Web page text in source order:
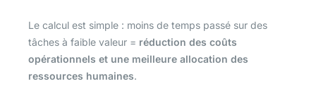
Le calcul est simple : moins de temps passé sur des
tâches à faible valeur = réduction des coûts
opérationnels et une meilleure allocation des
ressources humaines.